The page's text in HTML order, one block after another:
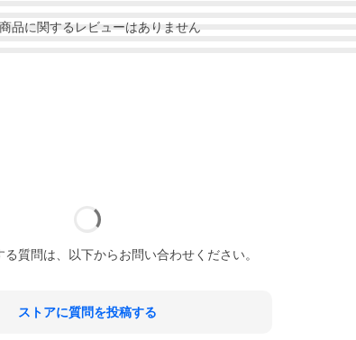
商品に関するレビューはありません
る質問は、以下からお問い合わせください。
ストアに質問を投稿する